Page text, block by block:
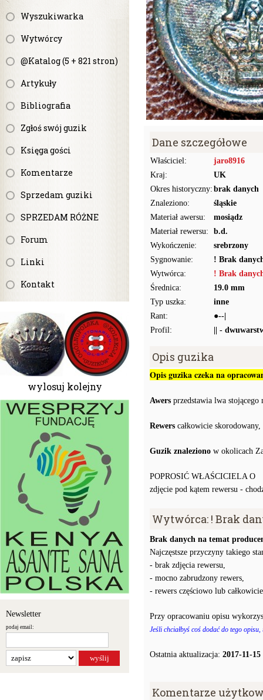
Wyszukiwarka
Wytwórcy
@Katalog (5 + 821 stron)
Artykuły
Bibliografia
Zgłoś swój guzik
Księga gości
Komentarze
Sprzedam guziki
SPRZEDAM RÓŻNE
Forum
Linki
Kontakt
wylosuj kolejny
Newsletter
podaj email:
Dane szczegółowe
Właściciel:
jaro8916
Kraj:
UK
Okres historyczny: brak danych
Znaleziono:
śląskie
Materiał awersu:
mosiądz
Materiał rewersu:
b.d.
Wykończenie:
srebrzony
Sygnowanie:
! Brak
Wytwórca:
! Brak
Średnica:
19.0 mm
Typ uszka:
inne
Rant:
●--|
Profil:
|| -
Opis guzika
Opis guzika czeka na
Awers przedstawia lwa
Rewers całkowicie
Guzik znaleziono w okolicach
POPROSIĆ WŁAŚCICIELA O
zdjęcie pod kątem rewersu -
Wytwórca: ! Brak
Brak danych na temat
Najczęstsze przyczyny takiego
- brak zdjęcia rewersu,
- mocno zabrudzony rewers,
- rewers częściowo lub
Przy opracowaniu opisu
Jeśli chciałbyś coś dodać do tego
Ostatnia aktualizacja: 2017-11-15
Komentarze